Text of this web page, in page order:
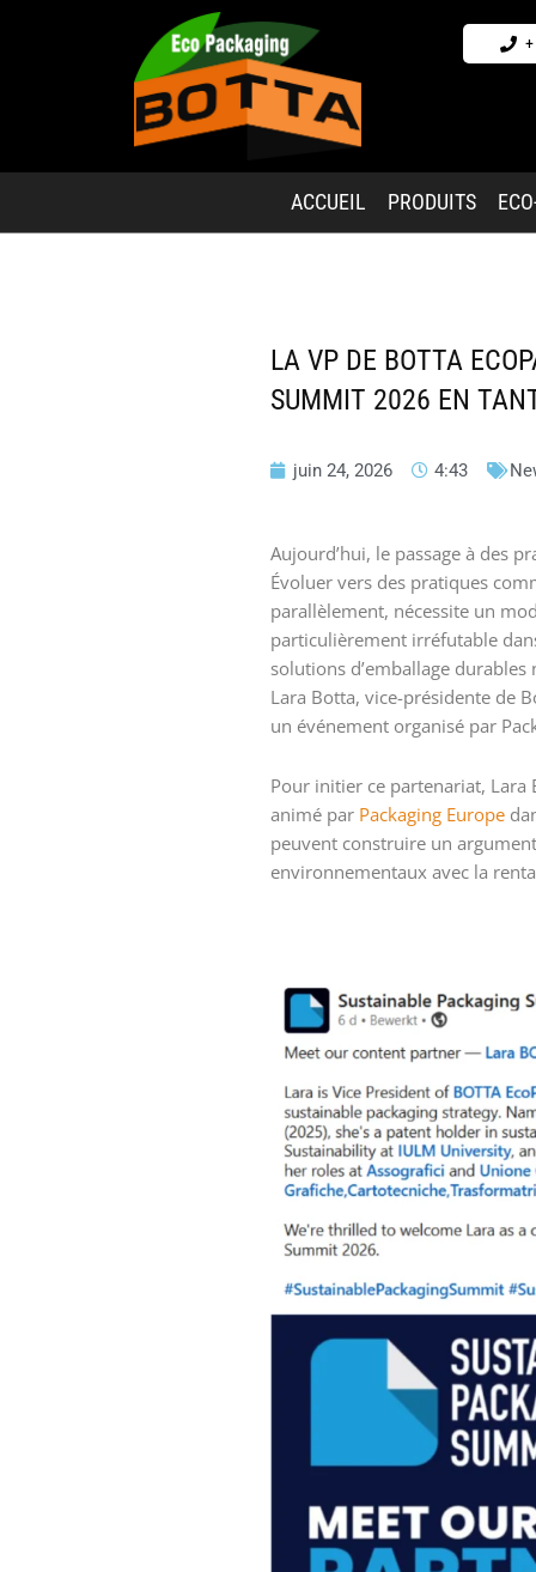
ACCUEIL PRODUITS
LA VP DE BOTTA
SUMMIT 2026 EN
juin 24, 2026 4:43
Aujourd’hui, le passage à des
Évoluer vers des pratiques
parallèlement, nécessite un
particulièrement irréfutable
solutions d’emballage
Lara Botta, vice-présidente de
un événement organisé par
Pour initier ce partenariat,
animé par Packaging Europe
peuvent construire un
environnementaux avec la